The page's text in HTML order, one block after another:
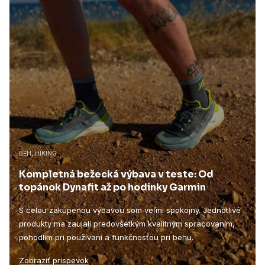
BEH, HIKING
Kompletná bežecká výbava v teste: Od
topánok Dynafit až po hodinky Garmin
S celou zakúpenou výbavou som veľmi spokojný. Jednotlivé
produkty ma zaujali predovšetkým kvalitným spracovaním,
pohodlím pri používaní a funkčnosťou pri behu.
Zobraziť príspevok